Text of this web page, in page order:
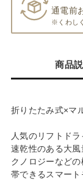
通電前
※くわし
商品
折りたたみ式×マ
人気のリフトド
速乾性のある大
クノロジーなど
帯できるスマート